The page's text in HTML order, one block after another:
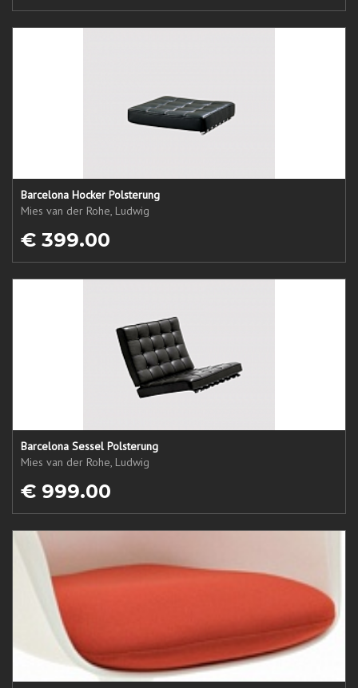
Barcelona Hocker Polsterung
Mies van der Rohe, Ludwig
€ 399.00
Barcelona Sessel Polsterung
Mies van der Rohe, Ludwig
€ 999.00